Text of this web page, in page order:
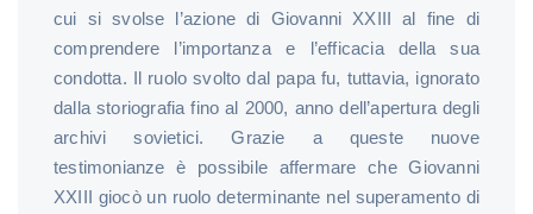
cui si svolse l’azione di Giovanni XXIII al fine di
comprendere l’importanza e l’efficacia della sua
condotta. Il ruolo svolto dal papa fu, tuttavia, ignorato
dalla storiografia fino al 2000, anno dell’apertura degli
archivi sovietici. Grazie a queste nuove
testimonianze è possibile affermare che Giovanni
XXIII giocò un ruolo determinante nel superamento di